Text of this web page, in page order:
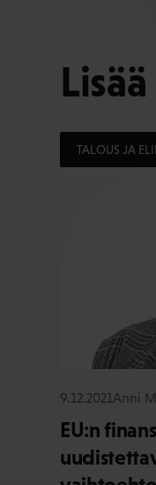
TALOUS JA
9.12.2021Anni
EU:n